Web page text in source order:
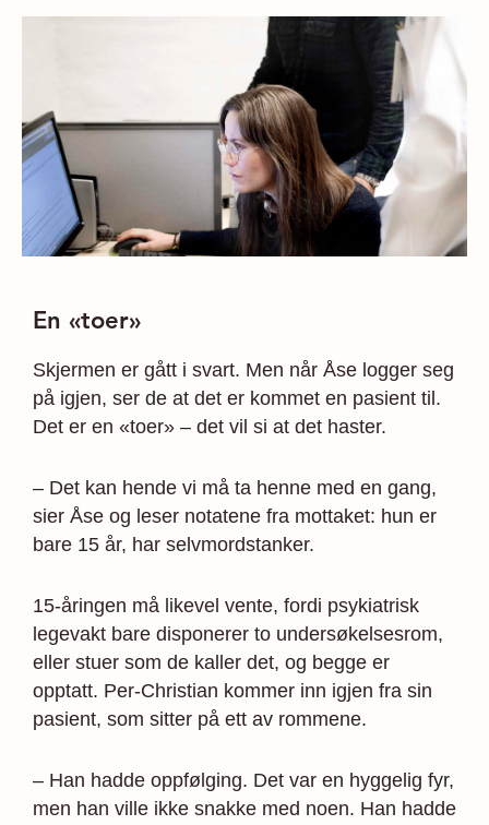
En «toer»
Skjermen er gått i svart. Men når Åse logger seg
på igjen, ser de at det er kommet en pasient til.
Det er en «toer» – det vil si at det haster.
– Det kan hende vi må ta henne med en gang,
sier Åse og leser notatene fra mottaket: hun er
bare 15 år, har selvmordstanker.
15-åringen må likevel vente, fordi psykiatrisk
legevakt bare disponerer to undersøkelsesrom,
eller stuer som de kaller det, og begge er
opptatt. Per-Christian kommer inn igjen fra sin
pasient, som sitter på ett av rommene.
– Han hadde oppfølging. Det var en hyggelig fyr,
men han ville ikke snakke med noen. Han hadde